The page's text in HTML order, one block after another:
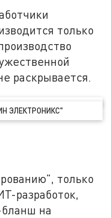
только
раскрывается.
ЭЛЕКТРОНИКС"
только
разработок,
на